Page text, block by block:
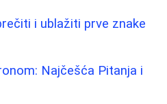
i ublažiti prve znake
Najčešća Pitanja i